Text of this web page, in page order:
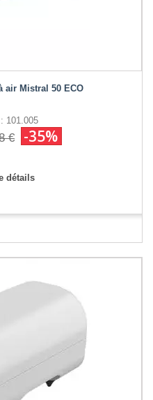
air Mistral 50 ECO
101.005
€ -35%
détails